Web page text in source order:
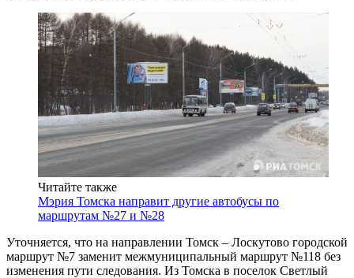
Читайте также
Мэрия Томска направит другие автобусы по
маршрутам №27 и №28
Уточняется, что на направлении Томск – Лоскутово городской
маршрут №7 заменит межмуниципальный маршрут №118 без
изменения пути следования. Из Томска в поселок Светлый